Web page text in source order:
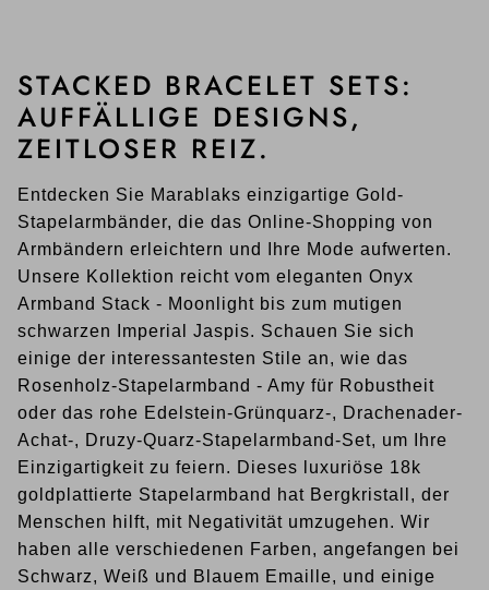
STACKED BRACELET SETS:
AUFFÄLLIGE DESIGNS,
ZEITLOSER REIZ.
Entdecken Sie Marablaks einzigartige Gold-
Stapelarmbänder, die das Online-Shopping von
Armbändern erleichtern und Ihre Mode aufwerten.
Unsere Kollektion reicht vom eleganten Onyx
Armband Stack - Moonlight bis zum mutigen
schwarzen Imperial Jaspis. Schauen Sie sich
einige der interessantesten Stile an, wie das
Rosenholz-Stapelarmband - Amy für Robustheit
oder das rohe Edelstein-Grünquarz-, Drachenader-
Achat-, Druzy-Quarz-Stapelarmband-Set, um Ihre
Einzigartigkeit zu feiern. Dieses luxuriöse 18k
goldplattierte Stapelarmband hat Bergkristall, der
Menschen hilft, mit Negativität umzugehen. Wir
haben alle verschiedenen Farben, angefangen bei
Schwarz, Weiß und Blauem Emaille, und einige